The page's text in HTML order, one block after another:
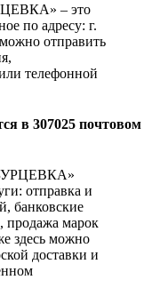
– это
по адресу: г.
отправить
телефонной
в 307025 почтовом
отправка и
банковские
продажа марок
здесь можно
доставки и